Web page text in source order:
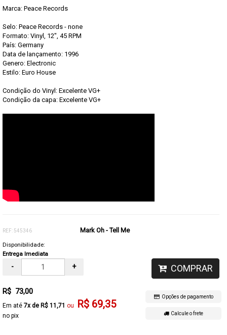
Marca: Peace Records
Selo: Peace Records - none
Formato: Vinyl, 12", 45 RPM
País: Germany
Data de lançamento: 1996
Genero: Electronic
Estilo: Euro House
Condição do Vinyl: Excelente VG+
Condição da capa: Excelente VG+
REF: 545346 Mark Oh - Tell Me
Disponibilidade:
Entrega Imediata
- + COMPRAR
R$ 73,00
7x de R$ 11,71 R$ 69,35
no pix
Opções de pagamento
Calcule o frete